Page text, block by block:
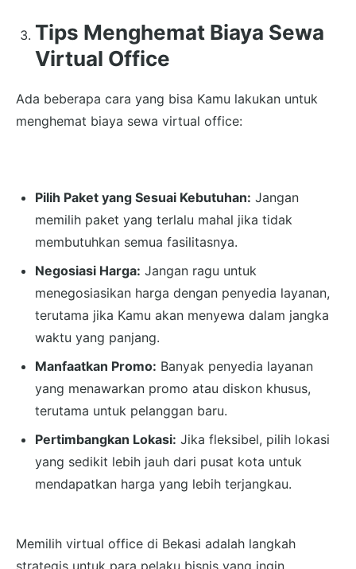
Tips Menghemat Biaya Sewa
Virtual Office
Ada beberapa cara yang bisa Kamu lakukan untuk
menghemat biaya sewa virtual office:
Pilih Paket yang Sesuai Kebutuhan: Jangan
memilih paket yang terlalu mahal jika tidak
membutuhkan semua fasilitasnya.
Negosiasi Harga: Jangan ragu untuk
menegosiasikan harga dengan penyedia layanan,
terutama jika Kamu akan menyewa dalam jangka
waktu yang panjang.
Manfaatkan Promo: Banyak penyedia layanan
yang menawarkan promo atau diskon khusus,
terutama untuk pelanggan baru.
Pertimbangkan Lokasi: Jika fleksibel, pilih lokasi
yang sedikit lebih jauh dari pusat kota untuk
mendapatkan harga yang lebih terjangkau.
Memilih virtual office di Bekasi adalah langkah